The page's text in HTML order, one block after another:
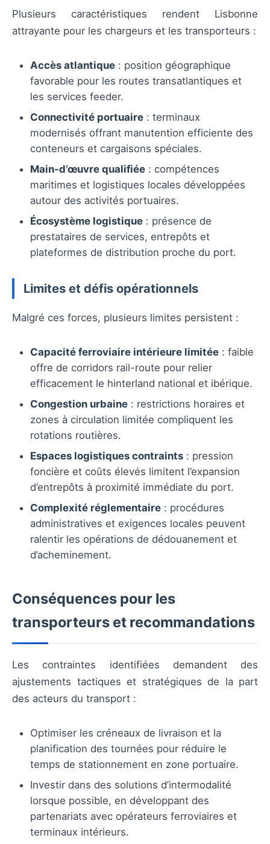
Plusieurs caractéristiques rendent Lisbonne
attrayante pour les chargeurs et les transporteurs :
Accès atlantique : position géographique
favorable pour les routes transatlantiques et
les services feeder.
Connectivité portuaire : terminaux
modernisés offrant manutention efficiente des
conteneurs et cargaisons spéciales.
Main-d’œuvre qualifiée : compétences
maritimes et logistiques locales développées
autour des activités portuaires.
Écosystème logistique : présence de
prestataires de services, entrepôts et
plateformes de distribution proche du port.
Limites et défis opérationnels
Malgré ces forces, plusieurs limites persistent :
Capacité ferroviaire intérieure limitée : faible
offre de corridors rail-route pour relier
efficacement le hinterland national et ibérique.
Congestion urbaine : restrictions horaires et
zones à circulation limitée compliquent les
rotations routières.
Espaces logistiques contraints : pression
foncière et coûts élevés limitent l’expansion
d’entrepôts à proximité immédiate du port.
Complexité réglementaire : procédures
administratives et exigences locales peuvent
ralentir les opérations de dédouanement et
d’acheminement.
Conséquences pour les
transporteurs et recommandations
Les contraintes identifiées demandent des
ajustements tactiques et stratégiques de la part
des acteurs du transport :
Optimiser les créneaux de livraison et la
planification des tournées pour réduire le
temps de stationnement en zone portuaire.
Investir dans des solutions d’intermodalité
lorsque possible, en développant des
partenariats avec opérateurs ferroviaires et
terminaux intérieurs.